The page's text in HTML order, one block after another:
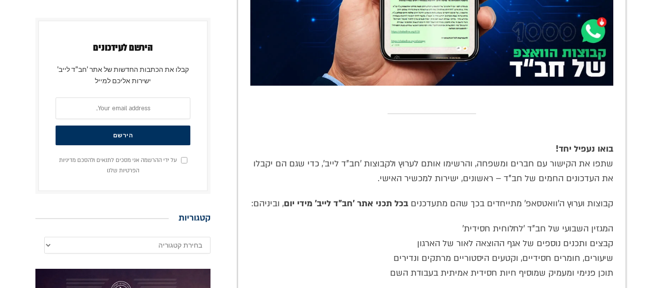
בואו נעפיל יחד!
שתפו את הקישור עם חברים ומשפחה, והרשימו אותם לערוץ ולקבוצות 'חב"ד לייב', כדי שגם הם יקבלו
את העדכונים החמים של חב"ד – ראשונים, ישירות למכשיר האישי.
קבוצות וערוץ ה'וואטסאפ' מתייחדים בכך שהם מתעדכנים בכל תכני אתר 'חב"ד לייב' מידי יום, וביניהם:
המגזין השבועי של חב"ד 'לחלוחית חסידית'
קבצים ותכנים נוספים של אגף ההוצאה לאור של הארגון
שיעורים, חומרים חסידיים, וקטעים היסטוריים מרתקים ונדירים
תוכן פנימי ומעמיק שמוסיף חיות חסידית אמיתית בעבודת השם
הירשם לעידכונים
קבלו את הכתבות החדשות של אתר 'חב"ד לייב'
ישירות אליכם למייל
על ידי ההרשמה אני מסכים לתנאים ולהסכם מדיניות
הפרטיות שלנו
קטגוריות